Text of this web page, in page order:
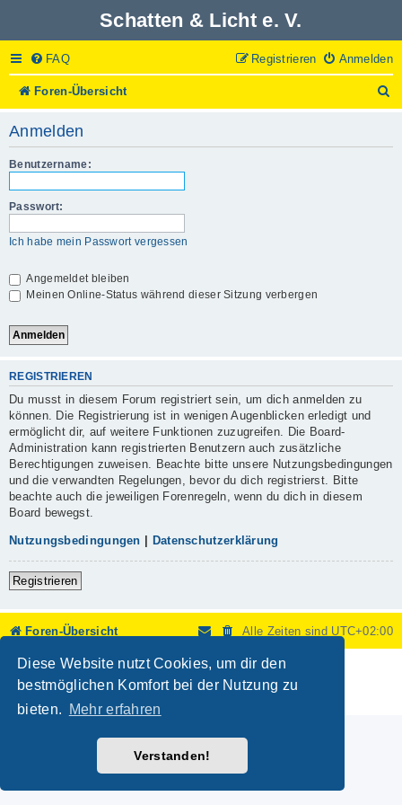
Diese Website nutzt Cookies, um dir den
bestmöglichen Komfort bei der Nutzung zu
bieten.
Mehr erfahren
Verstanden!
Schatten & Licht e. V.
FAQ Anmelden
Registrieren
Foren-Übersicht
u
Anmelden
Benutzername:
Passwort:
Ich habe mein Passwort vergessen
Angemeldet bleiben
Meinen Online-Status während dieser Sitzung verbergen
REGISTRIEREN
Du musst in diesem Forum registriert sein, um dich anmelden zu
können. Die Registrierung ist in wenigen Augenblicken erledigt und
ermöglicht dir, auf weitere Funktionen zuzugreifen. Die Board-
Administration kann registrierten Benutzern auch zusätzliche
Berechtigungen zuweisen. Beachte bitte unsere Nutzungsbedingungen
und die verwandten Regelungen, bevor du dich registrierst. Bitte
beachte auch die jeweiligen Forenregeln, wenn du dich in diesem
Board bewegst.
Nutzungsbedingungen Datenschutzerklärung
Registrieren
Foren-Übersicht Alle Zeiten sind UTC+02:00
Powered byphpBB® Forum Software © phpBB Limited
Deutsche Übersetzung durchphpBB.de